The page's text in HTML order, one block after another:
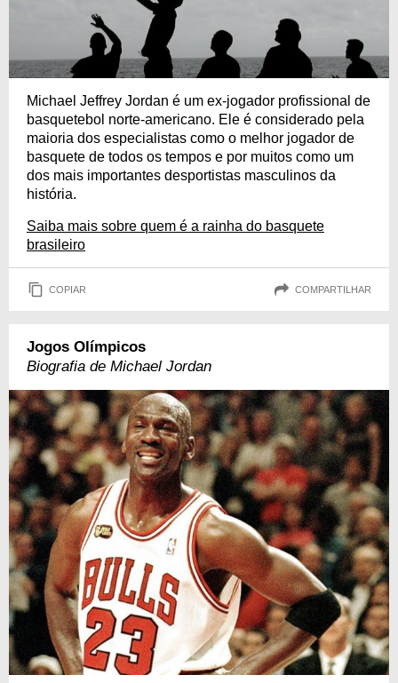
Michael Jeffrey Jordan é um ex-jogador profissional de
basquetebol norte-americano. Ele é considerado pela
maioria dos especialistas como o melhor jogador de
basquete de todos os tempos e por muitos como um
dos mais importantes desportistas masculinos da
história.
Saiba mais sobre quem é a rainha do basquete
brasileiro
COPIAR COMPARTILHAR
Jogos Olímpicos
Biografia de Michael Jordan